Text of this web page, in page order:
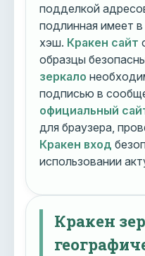
подделкой
подлинная имеет в
хэш. Кракен сайт
образцы
зеркало
подписью в
официальный
для браузера,
Кракен вход
использовании
Кракен